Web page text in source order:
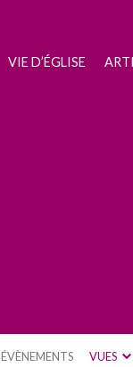
VIE D’ÉGLISE
ÉVÈNEMENTS VUES